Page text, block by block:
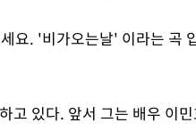
요. '비가오는날' 이라는 곡
고 있다. 앞서 그는 배우 이